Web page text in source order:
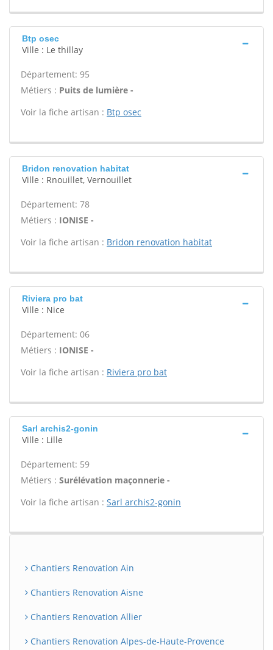
Btp osec
Ville : Le thillay
Département: 95
Métiers : Puits de lumière -
Voir la fiche artisan : Btp osec
Bridon renovation habitat
Ville : Rnouillet, Vernouillet
Département: 78
Métiers : IONISE -
Voir la fiche artisan : Bridon renovation habitat
Riviera pro bat
Ville : Nice
Département: 06
Métiers : IONISE -
Voir la fiche artisan : Riviera pro bat
Sarl archis2-gonin
Ville : Lille
Département: 59
Métiers : Surélévation maçonnerie -
Voir la fiche artisan : Sarl archis2-gonin
Chantiers Renovation Ain
Chantiers Renovation Aisne
Chantiers Renovation Allier
Chantiers Renovation Alpes-de-Haute-Provence